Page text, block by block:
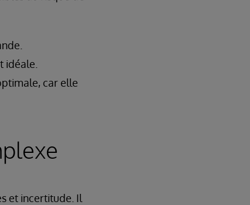
idéale.
car elle
et incertitude. Il